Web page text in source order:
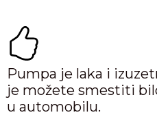
Pumpa je laka i
je možete smestiti
u automobilu.